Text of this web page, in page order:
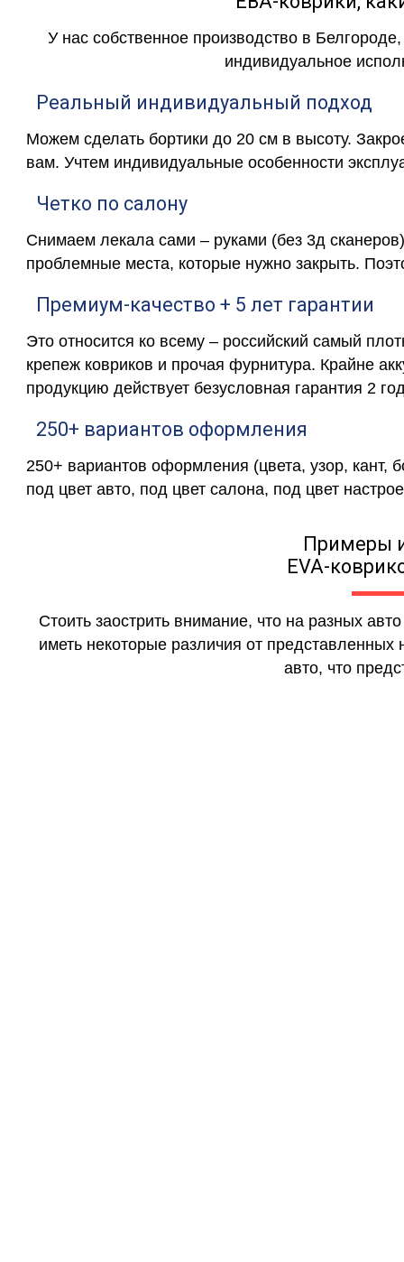
У нас собственное производство в
индивидуальное
Реальный индивидуальный подход
Можем сделать бортики до 20 см в высоту.
вам. Учтем индивидуальные особенности
Четко по салону
Снимаем лекала сами – руками (без 3д
проблемные места, которые нужно закрыть.
Премиум-качество + 5 лет гарантии
Это относится ко всему – российский самый
крепеж ковриков и прочая фурнитура. Крайне
продукцию действует безусловная гарантия 2
250+ вариантов оформления
250+ вариантов оформления (цвета, узор, кант,
под цвет авто, под цвет салона, под цвет
Примеры
EVA-
Стоить заострить внимание, что на разных
иметь некоторые различия от
авто, что